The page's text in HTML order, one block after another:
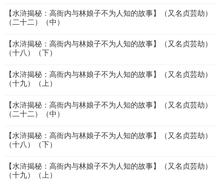
【水浒揭秘：高衙内与林娘子不为人知的故事】（又名贞芸劫）
（二十二）（中）
【水浒揭秘：高衙内与林娘子不为人知的故事】（又名贞芸劫）
（十八）（下）
【水浒揭秘：高衙内与林娘子不为人知的故事】（又名贞芸劫）
（十九）（上）
【水浒揭秘：高衙内与林娘子不为人知的故事】（又名贞芸劫）
（二十二）（中）
【水浒揭秘：高衙内与林娘子不为人知的故事】（又名贞芸劫）
（十八）（下）
【水浒揭秘：高衙内与林娘子不为人知的故事】（又名贞芸劫）
（十九）（上）